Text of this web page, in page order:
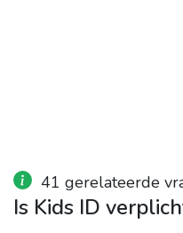
41 gerelateerde
Is Kids ID